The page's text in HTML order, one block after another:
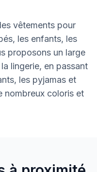
vêtements pour
les enfants, les
proposons un large
lingerie, en passant
les pyjamas et
nombreux coloris et